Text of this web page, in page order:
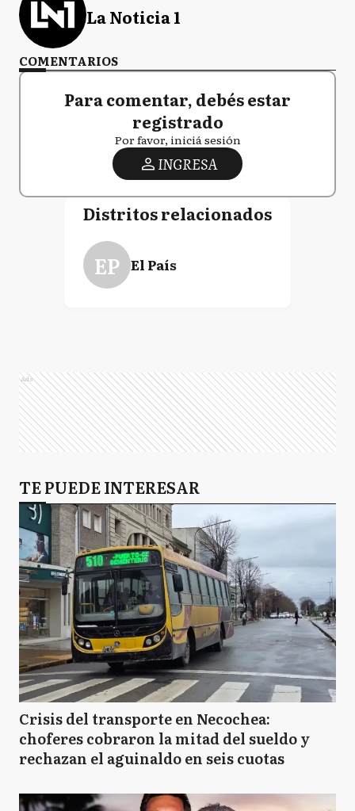
La Noticia 1
COMENTARIOS
Para comentar, debés estar
registrado
Por favor, iniciá sesión
INGRESA
Distritos relacionados
EP El País
Ads
TE PUEDE INTERESAR
Crisis del transporte en Necochea:
choferes cobraron la mitad del sueldo y
rechazan el aguinaldo en seis cuotas